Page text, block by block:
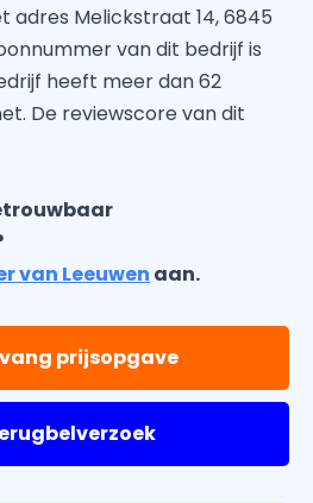
adres Melickstraat 14, 6845
van dit bedrijf is
heeft meer dan 62
De reviewscore van dit
van Leeuwen aan.
prijsopgave